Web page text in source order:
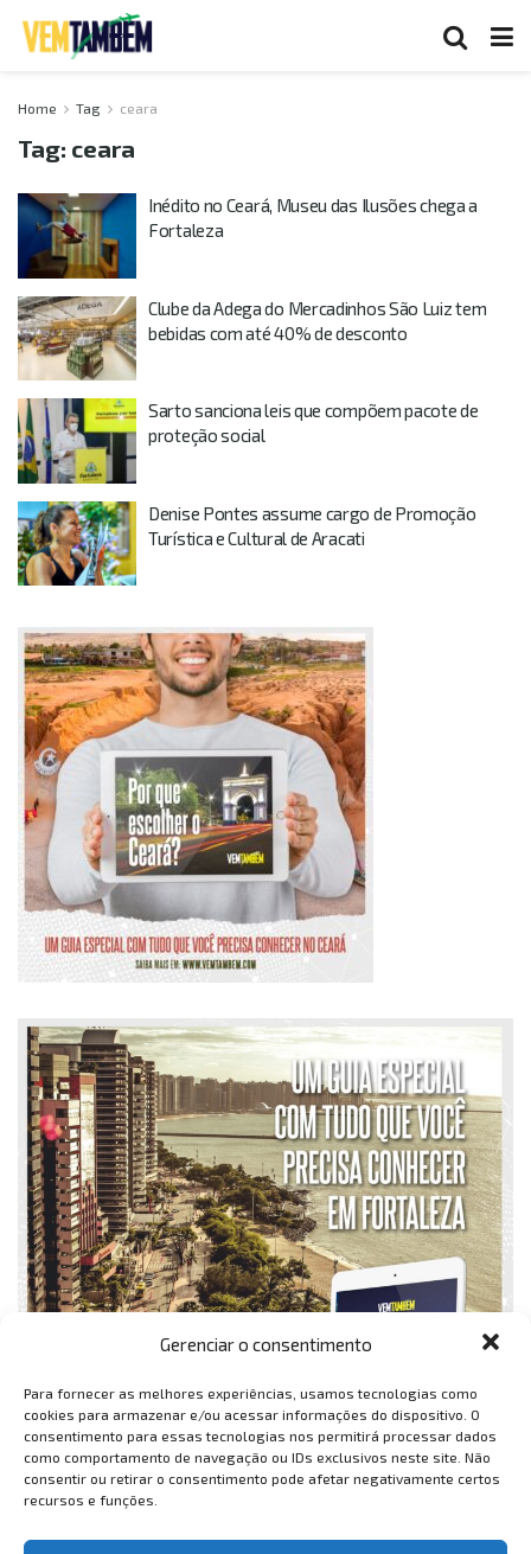
Gerenciar o consentimento
Para fornecer as melhores experiências, usamos tecnologias como
cookies para armazenar e/ou acessar informações do dispositivo. O
consentimento para essas tecnologias nos permitirá processar dados
como comportamento de navegação ou IDs exclusivos neste site. Não
consentir ou retirar o consentimento pode afetar negativamente certos
recursos e funções.
Home Tag ceara
Tag: ceara
Inédito no Ceará, Museu das Ilusões chega a
Fortaleza
Clube da Adega do Mercadinhos São Luiz tem
bebidas com até 40% de desconto
Sarto sanciona leis que compõem pacote de
proteção social
Denise Pontes assume cargo de Promoção
Turística e Cultural de Aracati